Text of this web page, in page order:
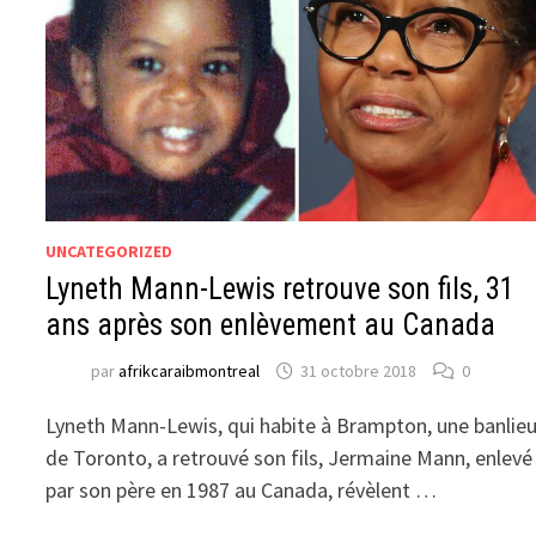
UNCATEGORIZED
Lyneth Mann-Lewis retrouve son fils, 31
ans après son enlèvement au Canada
parafrikcaraibmontreal 31 octobre 2018 0
Lyneth Mann-Lewis, qui habite à Brampton, une
de Toronto, a retrouvé son fils, Jermaine Mann, enlevé
par son père en 1987 au Canada, révèlent …